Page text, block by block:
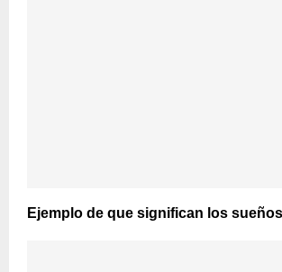
Ejemplo de que significan los sueños